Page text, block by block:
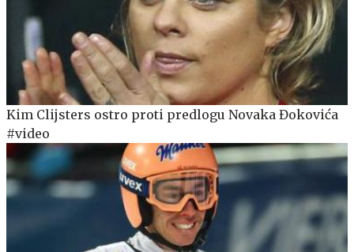
Kim Clijsters ostro proti predlogu Novaka Đokovića
#video